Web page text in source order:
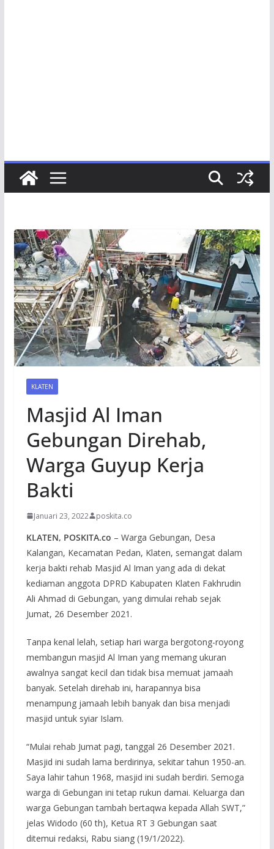
KLATEN
Masjid Al Iman
Gebungan Direhab,
Warga Guyup Kerja
Bakti
Januari 23, 2022 poskita.co
KLATEN, POSKITA.co – Warga Gebungan, Desa
Kalangan, Kecamatan Pedan, Klaten, semangat dalam
kerja bakti rehab Masjid Al Iman yang ada di dekat
kediaman anggota DPRD Kabupaten Klaten Fakhrudin
Ali Ahmad di Gebungan, yang dimulai rehab sejak
Jumat, 26 Desember 2021.
Tanpa kenal lelah, setiap hari warga bergotong-royong
membangun masjid Al Iman yang memang ukuran
awalnya sangat kecil dan tidak bisa memuat jamaah
banyak. Setelah direhab ini, harapannya bisa
menampung jamaah lebih banyak dan bisa menjadi
masjid untuk syiar Islam.
“Mulai rehab Jumat pagi, tanggal 26 Desember 2021.
Masjid ini sudah lama berdirinya, sekitar tahun 1950-an.
Saya lahir tahun 1968, masjid ini sudah berdiri. Semoga
warga di Gebungan ini tetap rukun damai. Keluarga dan
warga Gebungan tambah bertaqwa kepada Allah SWT,”
jelas Widodo (60 th), Ketua RT 3 Gebungan saat
ditemui redaksi, Rabu siang (19/1/2022).